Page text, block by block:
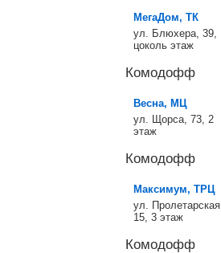
МегаДом, ТК
ул. Блюхера, 39,
цоколь этаж
Комодофф
Весна, МЦ
ул. Щорса, 73, 2
этаж
Комодофф
Максимум, ТРЦ
ул. Пролетарская,
15, 3 этаж
Комодофф